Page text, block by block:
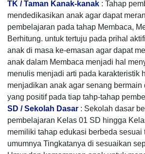
TK / Taman Kanak-kanak : Tahap
mendedikasikan anak agar dapat
pembelajaran pada tahap Membaca,
Berhitung. untuk tertuju pada prihal
anak di masa ke-emasan agar dapat
anak dalam Membaca menjadi hal
menulis menjadi arti pada karakteristik
menjadikan anak agar senang bermain
yang positif pada tiap tahp-tahap
SD / Sekolah Dasar : Sekolah dasar
pembelajaran Kelas 01 SD hingga
memiliki tahap edukasi berbeda sesuai
umumnya Tingkatanya di sesuaikan